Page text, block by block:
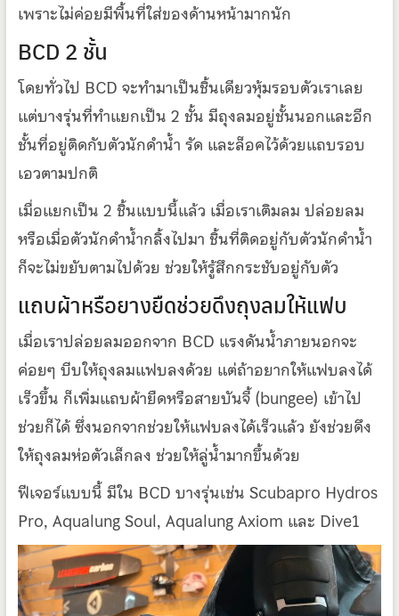
เพราะไม่ค่อยมีพื้นที่ใส่ของด้านหน้ามากนัก
BCD 2 ชั้น
โดยทั่วไป BCD จะทำมาเป็นชิ้นเดียวหุ้มรอบตัวเราเลย
แต่บางรุ่นที่ทำแยกเป็น 2 ชั้น มีถุงลมอยู่ชั้นนอกและอีก
ชั้นที่อยู่ติดกับตัวนักดำน้ำ รัด และล็อคไว้ด้วยแถบรอบ
เอวตามปกติ
เมื่อแยกเป็น 2 ชิ้นแบบนี้แล้ว เมื่อเราเติมลม ปล่อยลม
หรือเมื่อตัวนักดำน้ำกลิ้งไปมา ชิ้นที่ติดอยู่กับตัวนักดำน้ำ
ก็จะไม่ขยับตามไปด้วย ช่วยให้รู้สึกกระชับอยู่กับตัว
แถบผ้าหรือยางยืดช่วยดึงถุงลมให้แฟบ
เมื่อเราปล่อยลมออกจาก BCD แรงดันน้ำภายนอกจะ
ค่อยๆ บีบให้ถุงลมแฟบลงด้วย แต่ถ้าอยากให้แฟบลงได้
เร็วขึ้น ก็เพิ่มแถบผ้ายืดหรือสายบันจี้ (bungee) เข้าไป
ช่วยก็ได้ ซึ่งนอกจากช่วยให้แฟบลงได้เร็วแล้ว ยังช่วยดึง
ให้ถุงลมห่อตัวเล็กลง ช่วยให้ลู่น้ำมากขึ้นด้วย
ฟีเจอร์แบบนี้ มีใน BCD บางรุ่นเช่น Scubapro Hydros
Pro, Aqualung Soul, Aqualung Axiom และ Dive1